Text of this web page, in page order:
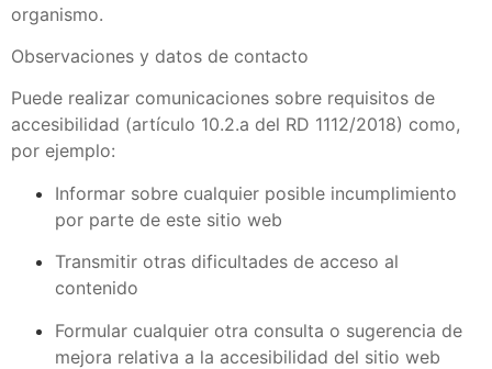
organismo.
Observaciones y datos de contacto
Puede realizar comunicaciones sobre requisitos de
accesibilidad (artículo 10.2.a del RD 1112/2018) como,
por ejemplo:
Informar sobre cualquier posible incumplimiento
por parte de este sitio web
Transmitir otras dificultades de acceso al
contenido
Formular cualquier otra consulta o sugerencia de
mejora relativa a la accesibilidad del sitio web